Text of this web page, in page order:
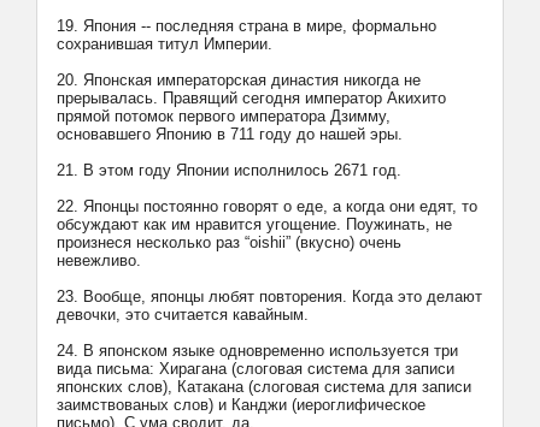
19. Япония -- последняя страна в мире, формально
сохранившая титул Империи.
20. Японская императорская династия никогда не
прерывалась. Правящий сегодня император Акихито
прямой потомок первого императора Дзимму,
основавшего Японию в 711 году до нашей эры.
21. В этом году Японии исполнилось 2671 год.
22. Японцы постоянно говорят о еде, а когда они едят, то
обсуждают как им нравится угощение. Поужинать, не
произнеся несколько раз “oishii” (вкусно) очень
невежливо.
23. Вообще, японцы любят повторения. Когда это делают
девочки, это считается кавайным.
24. В японском языке одновременно используется три
вида письма: Хирагана (слоговая система для записи
японских слов), Катакана (слоговая система для записи
заимствованых слов) и Канджи (иероглифическое
письмо). С ума сводит, да.